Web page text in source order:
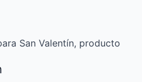
San Valentín, producto